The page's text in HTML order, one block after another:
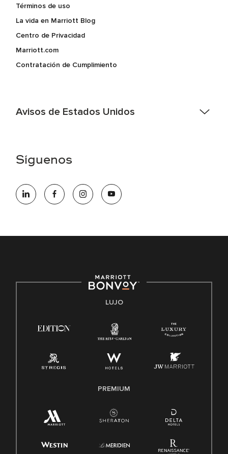
Términos de uso
La vida en Marriott Blog
Centro de Privacidad
Marriott.com
Contratación de Cumplimiento
Avisos de Estados Unidos
electrónico hqaffirmativeaction@marriott.com
oportunidades que se compromete a contratar una fuerza
de trabajo diversa y a mantener una cultura inclusiva.
Derecho a trabajar inglés/español
Conozca sus derechos
Ley de licencia familiar y médica (FMLA)
Síguenos
LUJO
PREMIUM